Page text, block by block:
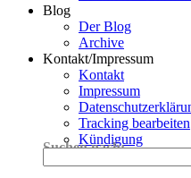
Blog
Der Blog
Archive
Kontakt/Impressum
Kontakt
Impressum
Tracking bearbeiten
Kündigung
Suchen nach: